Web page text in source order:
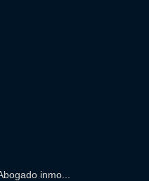
inmo...